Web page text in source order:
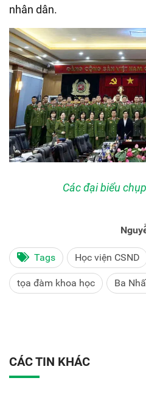
nhân dân.
Các đại biểu
Tags Học viện CSND
tọa đàm khoa học Ba
CÁC TIN KHÁC